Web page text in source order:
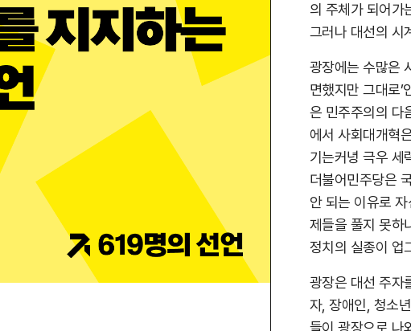
의 주체가 되어가
그러나 대선의 시
광장에는 수많은
면했지만 그대로
은 민주주의의 다
에서 사회대개혁
기는커녕 극우 세
더불어민주당은
안 되는 이유로
제들을 풀지 못하
정치의 실종이 업
광장은 대선 주자
자, 장애인, 청소
들이 광장으로 나